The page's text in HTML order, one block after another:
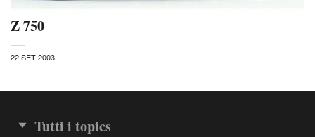
Z 750
22 SET 2003
Tutti i topics